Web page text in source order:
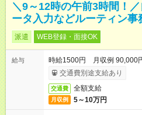
＼9～12時の午前3時間！
ータ入力などルーティン事
派遣 WEB登録・面接OK
給与
時給1500円 月収例 90,000
交通費別途支給あり
交通費 全額支給
月収例 5～10万円